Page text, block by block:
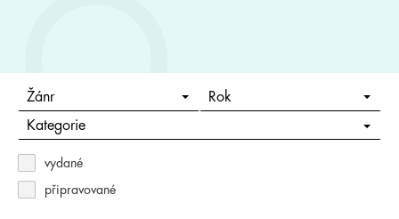
Žánr Rok
Kategorie
vydané
připravované